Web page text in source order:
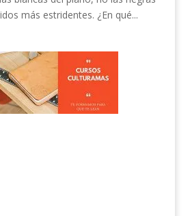
más estridentes. ¿En qué...